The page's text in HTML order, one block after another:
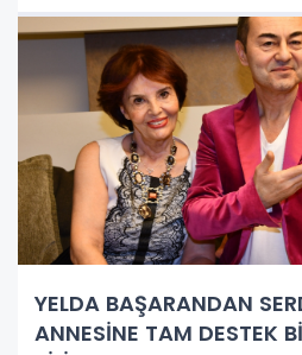
YELDA BAŞARANDAN
ANNESİNE TAM DESTEK BİZ BAŞARACAĞINI